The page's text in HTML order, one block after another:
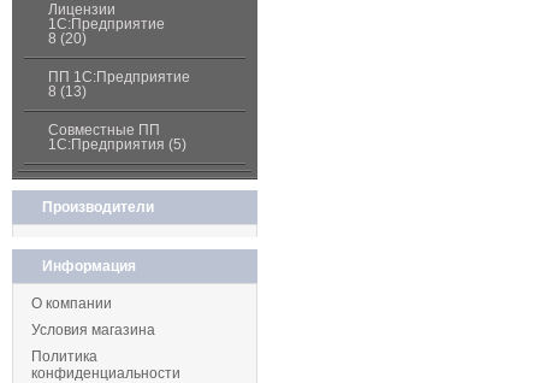
Лицензии
1С:Предприятие
8 (20)
ПП 1С:Предприятие
8 (13)
Совместные ПП
1С:Предприятия (5)
Производители
Информация
О компании
Условия магазина
Политика
конфиденциальности